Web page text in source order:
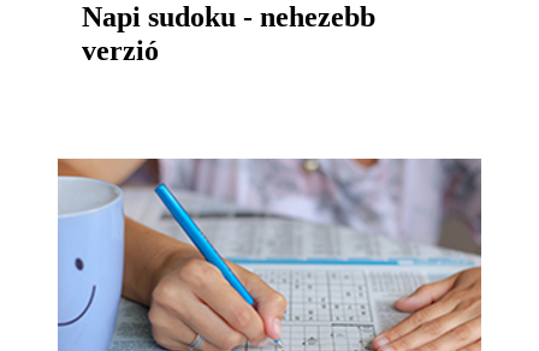
Napi sudoku - nehezebb
verzió